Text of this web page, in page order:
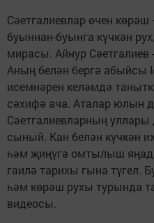
Сәетгалиевлар өчен көрәш
буыннан-буынга күчкән
мирасы. Айнур Сәетгалиев
Аның белән бергә абыйсы
исемнәрен келәмдә
сәхифә ача. Аталар юлын
Сәетгалиевларның уллары
сыный. Кан белән күчкән
һәм җиңүгә омтылыш
гаилә тарихы гына түгел.
һәм көрәш рухы турында
видеосы.